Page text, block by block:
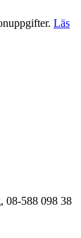
Läs
08-588 098 38